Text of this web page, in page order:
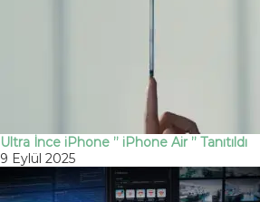
Ultra İnce iPhone ” iPhone Air ” Tanıtıldı
9 Eylül 2025